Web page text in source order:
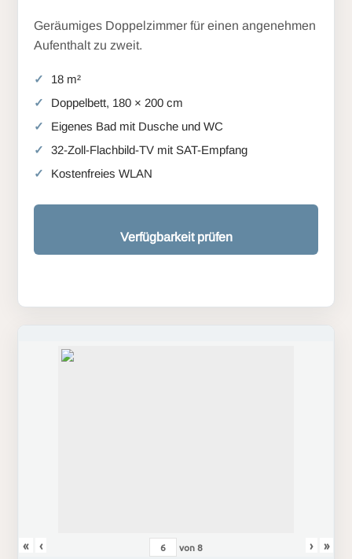
Geräumiges Doppelzimmer für einen angenehmen
Aufenthalt zu zweit.
18 m²
Doppelbett, 180 × 200 cm
Eigenes Bad mit Dusche und WC
32-Zoll-Flachbild-TV mit SAT-Empfang
Kostenfreies WLAN
Verfügbarkeit prüfen
« ‹ von8 › »